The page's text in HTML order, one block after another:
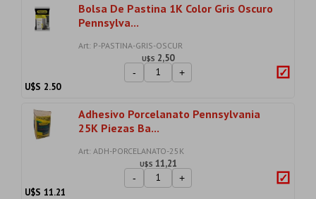
Bolsa De Pastina 1K Color Gris Oscuro
Pennsylva...
Art: P-PASTINA-GRIS-OSCUR
U$S 2,50
- +
U$S 2.50
Adhesivo Porcelanato Pennsylvania
25K Piezas Ba...
Art: ADH-PORCELANATO-25K
U$S 11,21
- +
U$S 11.21